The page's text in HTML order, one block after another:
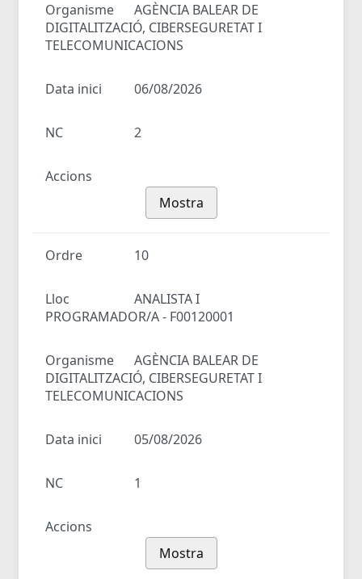
Organisme
AGÈNCIA BALEAR DE
DIGITALITZACIÓ, CIBERSEGURETAT I
TELECOMUNICACIONS
Data inici 06/08/2026
NC 2
Accions
Mostra
Ordre 10
Lloc
ANALISTA I
PROGRAMADOR/A - F00120001
Organisme
AGÈNCIA BALEAR DE
DIGITALITZACIÓ, CIBERSEGURETAT I
TELECOMUNICACIONS
Data inici 05/08/2026
NC 1
Accions
Mostra